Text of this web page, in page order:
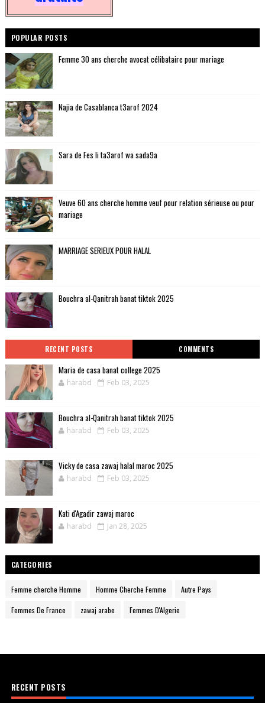
POPULAR POSTS
Femme 30 ans cherche avocat célibataire pour mariage
Najia de Casablanca t3arof 2024
Sara de Fes li ta3arof wa sada9a
Veuve 60 ans cherche homme veuf pour relation sérieuse ou pour
mariage
MARRIAGE SERIEUX POUR HALAL
Bouchra al-Qanitrah banat tiktok 2025
RECENT POSTS COMMENTS
Maria de casa banat college 2025
harabd Feb 03, 2025
Bouchra al-Qanitrah banat tiktok 2025
harabd Feb 03, 2025
Vicky de casa zawaj halal maroc 2025
harabd Feb 03, 2025
Kati d'Agadir zawaj maroc
harabd Jan 28, 2025
CATEGORIES
Femme cherche Homme Homme Cherche Femme Autre Pays
Femmes De France zawaj arabe Femmes D'Algerie
RECENT POSTS